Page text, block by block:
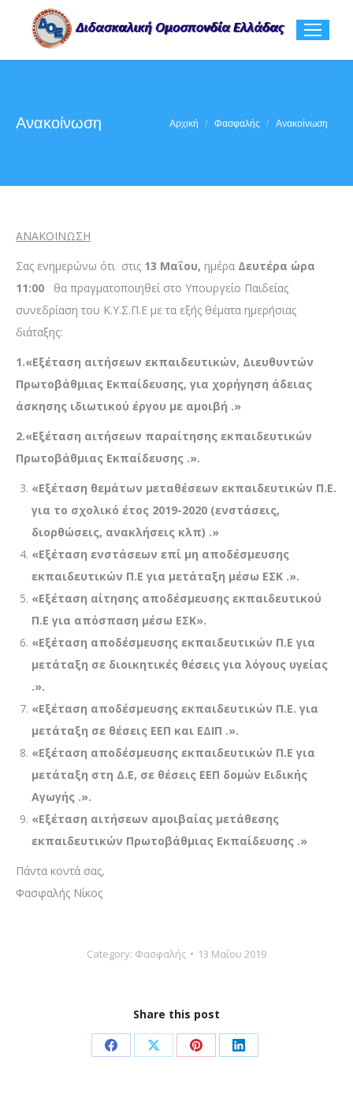
Ανακοίνωση You are here:
Αρχική Φασφαλής Ανακοίνωση
ΑΝΑΚΟΙΝΩΣΗ
Σας ενημερώνω ότι στις 13 Μαΐου, ημέρα Δευτέρα ώρα
11:00 θα πραγματοποιηθεί στο Υπουργείο Παιδείας
συνεδρίαση του Κ.Υ.Σ.Π.Ε με τα εξής θέματα ημερήσιας
διάταξης:
1.«Εξέταση αιτήσεων εκπαιδευτικών, Διευθυντών
Πρωτοβάθμιας Εκπαίδευσης, για χορήγηση άδειας
άσκησης ιδιωτικού έργου με αμοιβή .»
2.«Εξέταση αιτήσεων παραίτησης εκπαιδευτικών
Πρωτοβάθμιας Εκπαίδευσης .».
«Εξέταση θεμάτων μεταθέσεων εκπαιδευτικών Π.Ε.
για το σχολικό έτος 2019-2020 (ενστάσεις,
διορθώσεις, ανακλήσεις κλπ) .»
«Εξέταση ενστάσεων επί μη αποδέσμευσης
εκπαιδευτικών Π.Ε για μετάταξη μέσω ΕΣΚ .».
«Εξέταση αίτησης αποδέσμευσης εκπαιδευτικού
Π.Ε για απόσπαση μέσω ΕΣΚ».
«Εξέταση αποδέσμευσης εκπαιδευτικών Π.Ε για
μετάταξη σε διοικητικές θέσεις για λόγους υγείας
.».
«Εξέταση αποδέσμευσης εκπαιδευτικών Π.Ε. για
μετάταξη σε θέσεις ΕΕΠ και ΕΔΙΠ .».
«Εξέταση αποδέσμευσης εκπαιδευτικών Π.Ε για
μετάταξη στη Δ.Ε, σε θέσεις ΕΕΠ δομών Ειδικής
Αγωγής .».
«Εξέταση αιτήσεων αμοιβαίας μετάθεσης
εκπαιδευτικών Πρωτοβάθμιας Εκπαίδευσης .»
Πάντα κοντά σας,
Φασφαλής Νίκος­­
Category: Φασφαλής 13 Μαΐου 2019
Share this post
Share Share Share Share